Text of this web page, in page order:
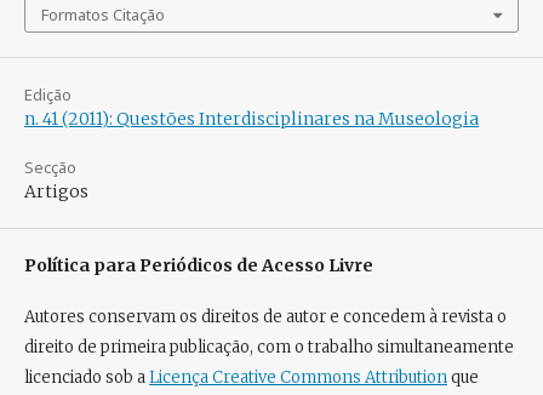
Formatos Citação
Edição
n. 41 (2011): Questões Interdisciplinares na Museologia
Secção
Artigos
Política para Periódicos de Acesso Livre
Autores conservam os direitos de autor e concedem à revista o
direito de primeira publicação, com o trabalho simultaneamente
licenciado sob aLicença Creative Commons Attributionque